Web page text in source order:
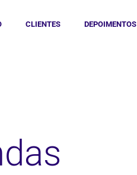
CLIENTES DEPOIMENTOS